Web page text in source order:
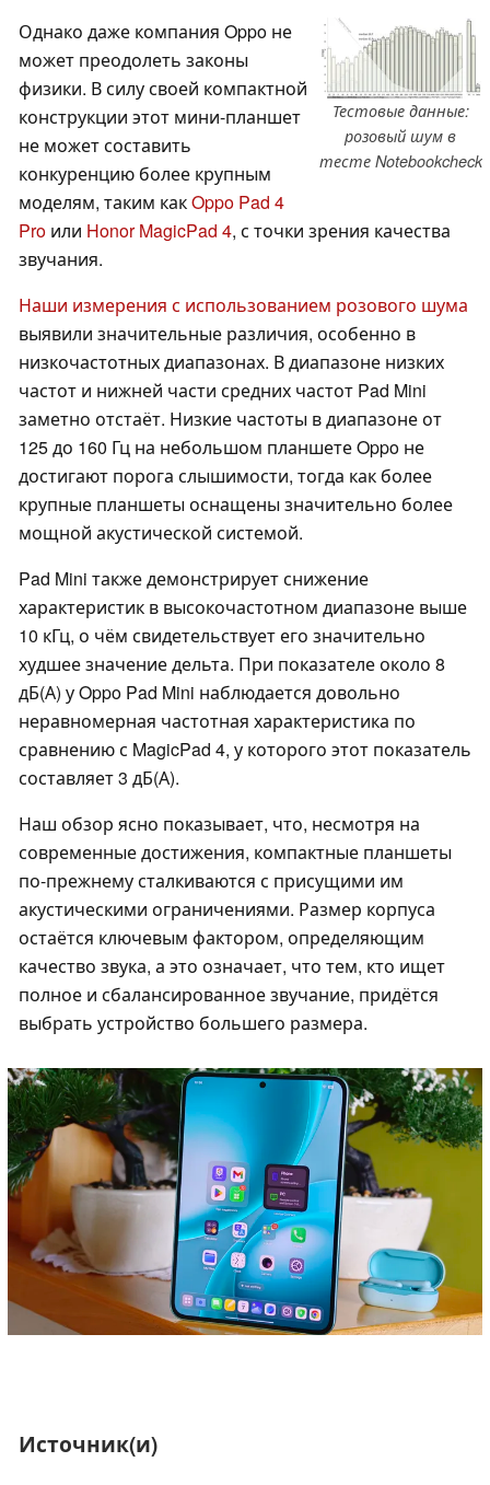
Тестовые данные:
розовый шум в
тесте Notebookcheck
Однако даже компания Oppo не
может преодолеть законы
физики. В силу своей компактной
конструкции этот мини-планшет
не может составить
конкуренцию более крупным
моделям, таким какOppo Pad 4
Pro или Honor MagicPad 4, с точки зрения качества
звучания.
Наши измерения с использованием розового шума
выявили значительные различия, особенно в
низкочастотных диапазонах. В диапазоне низких
частот и нижней части средних частот Pad Mini
заметно отстаёт. Низкие частоты в диапазоне от
125 до 160 Гц на небольшом планшете Oppo не
достигают порога слышимости, тогда как более
крупные планшеты оснащены значительно более
мощной акустической системой.
Pad Mini также демонстрирует снижение
характеристик в высокочастотном диапазоне выше
10 кГц, о чём свидетельствует его значительно
худшее значение дельта. При показателе около 8
дБ(А) у Oppo Pad Mini наблюдается довольно
неравномерная частотная характеристика по
сравнению с MagicPad 4, у которого этот показатель
составляет 3 дБ(А).
Наш обзор ясно показывает, что, несмотря на
современные достижения, компактные планшеты
по-прежнему сталкиваются с присущими им
акустическими ограничениями. Размер корпуса
остаётся ключевым фактором, определяющим
качество звука, а это означает, что тем, кто ищет
полное и сбалансированное звучание, придётся
выбрать устройство большего размера.
Источник(и)